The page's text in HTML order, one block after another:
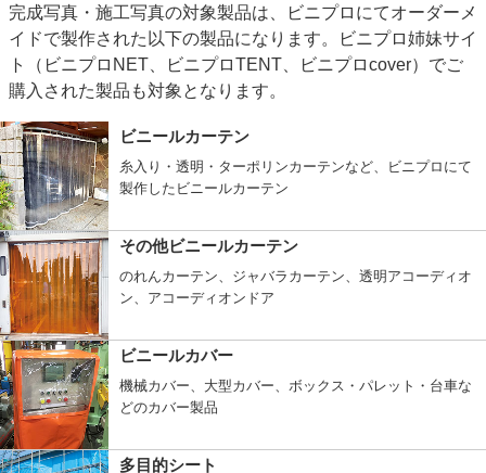
完成写真・施工写真の対象製品は、ビニプロにてオーダーメ
イドで製作された以下の製品になります。ビニプロ姉妹サイ
ト（ビニプロNET、ビニプロTENT、ビニプロcover）でご
購入された製品も対象となります。
ビニールカーテン
糸入り・透明・ターポリンカーテンなど、ビニプロにて
製作したビニールカーテン
その他ビニールカーテン
のれんカーテン、ジャバラカーテン、透明アコーディオ
ン、アコーディオンドア
ビニールカバー
機械カバー、大型カバー、ボックス・パレット・台車な
どのカバー製品
多目的シート